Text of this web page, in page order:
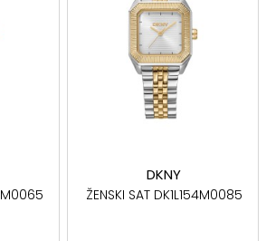
DKNY
ŽENSKI SAT DK1L154M0085